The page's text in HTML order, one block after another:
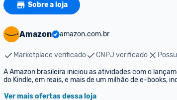
Sobre a loja
Amazon amazon.com.br
Marketplace verificado CNPJ verificado
A Amazon brasileira iniciou as atividades com o
do Kindle, em reais, e mais de um milhão de e-books,
Ver mais ofertas dessa loja